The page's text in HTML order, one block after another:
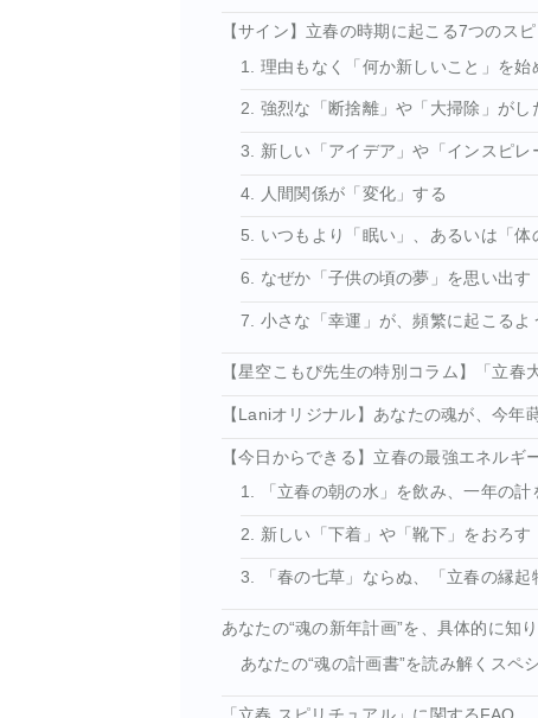
【サイン】立春の時期に起こる7つのス
1. 理由もなく「何か新しいこと」を始
2. 強烈な「断捨離」や「大掃除」がし
3. 新しい「アイデア」や「インスピレ
4. 人間関係が「変化」する
5. いつもより「眠い」、あるいは「体
6. なぜか「子供の頃の夢」を思い出す
7. 小さな「幸運」が、頻繁に起こるよ
【星空こもぴ先生の特別コラム】「立
【Laniオリジナル】あなたの魂が、今年
【今日からできる】立春の最強エネル
1. 「立春の朝の水」を飲み、一年の計
2. 新しい「下着」や「靴下」をおろす
3. 「春の七草」ならぬ、「立春の縁起
あなたの“魂の新年計画”を、具体的に知
あなたの“魂の計画書”を読み解くスペ